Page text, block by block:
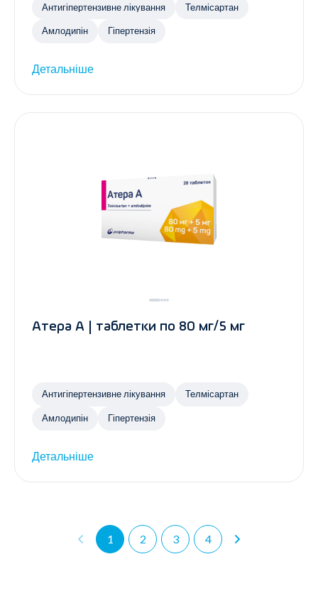
Антигіпертензивне лікування Телмісартан
Амлодипін Гіпертензія
Детальніше
Атера А | таблетки по 80 мг/5 мг
Антигіпертензивне лікування Телмісартан
Амлодипін Гіпертензія
Детальніше
1 2 3 4